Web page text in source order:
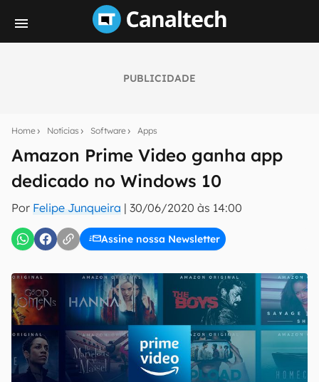
PUBLICIDADE
Home Notícias Software Apps
Amazon Prime Video ganha app
dedicado no Windows 10
Por Felipe Junqueira | 30/06/2020 às 14:00
Assine nossa Newsletter
notícias e reviews sobre tecnologia em primeira
E-mail
inscreva-se
Confirmo que li, aceito e concordo com os
Termos de
Uso e Política de Privacidade do Canaltech.